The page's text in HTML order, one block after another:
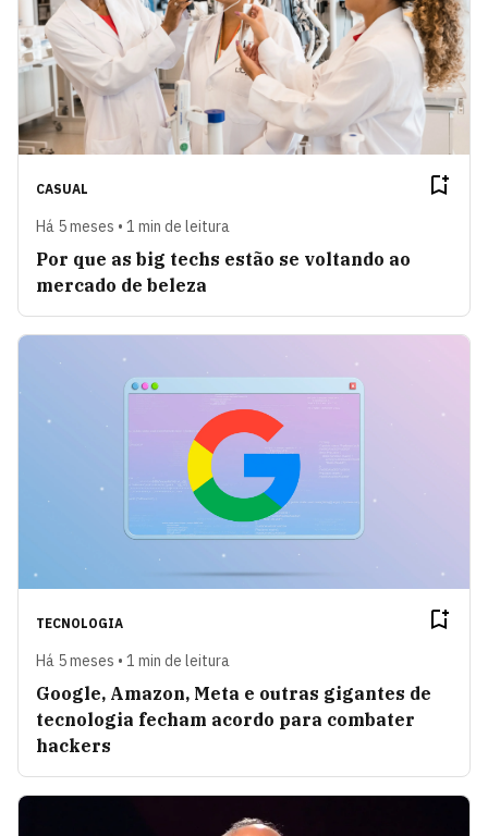
CASUAL
Há 5 meses • 1 min de leitura
Por que as big techs estão se voltando ao
mercado de beleza
TECNOLOGIA
Há 5 meses • 1 min de leitura
Google, Amazon, Meta e outras gigantes de
tecnologia fecham acordo para combater
hackers